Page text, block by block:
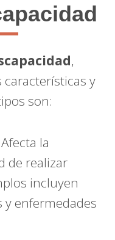
,
y
son:
Afecta la
de realizar
incluyen
y enfermedades